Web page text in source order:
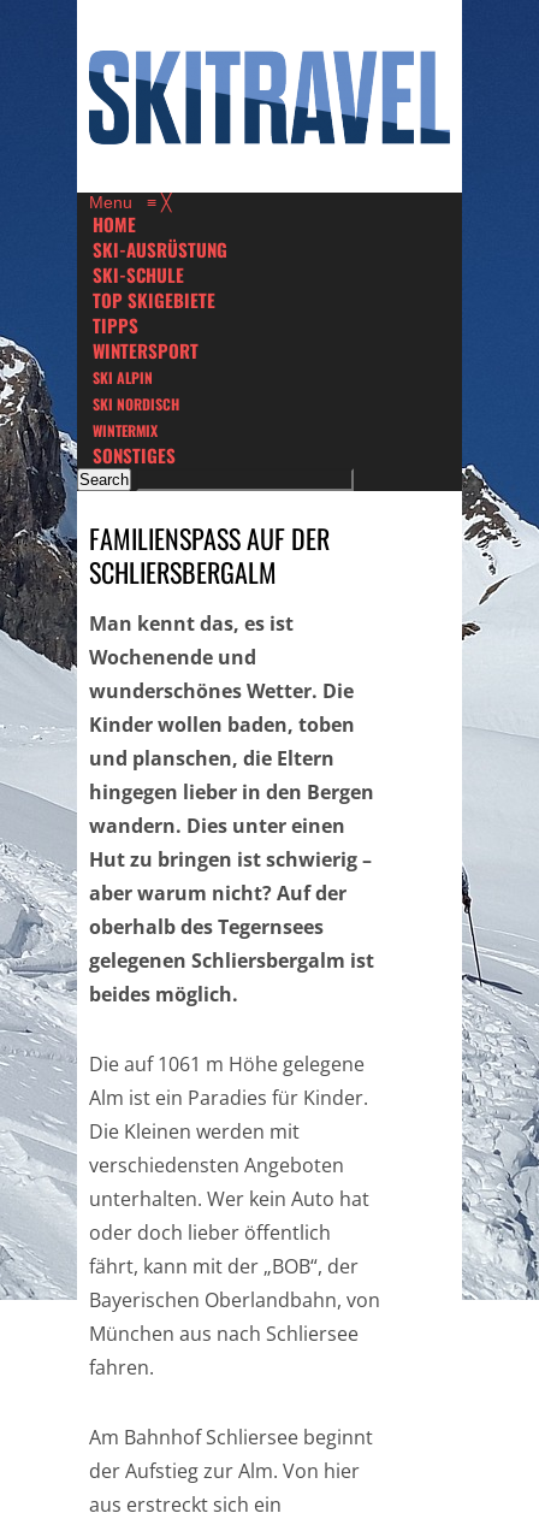
Menu ≡ ╳
HOME
SKI-AUSRÜSTUNG
SKI-SCHULE
TOP SKIGEBIETE
TIPPS
WINTERSPORT
SKI ALPIN
SKI NORDISCH
WINTERMIX
SONSTIGES
FAMILIENSPASS AUF DER S
CHLIERSBERGALM
Man kennt das, es ist
Wochenende und
wunderschönes Wetter. Die
Kinder wollen baden, toben
und planschen, die Eltern
hingegen lieber in den Bergen
wandern. Dies unter einen
Hut zu bringen ist schwierig –
aber warum nicht? Auf der
oberhalb des Tegernsees
gelegenen Schliersbergalm ist
beides möglich.
Die auf 1061 m Höhe gelegene
Alm ist ein Paradies für Kinder.
Die Kleinen werden mit
verschiedensten Angeboten
unterhalten. Wer kein Auto hat
oder doch lieber öffentlich
fährt, kann mit der „BOB“, der
Bayerischen Oberlandbahn, von
München aus nach Schliersee
fahren.
Am Bahnhof Schliersee beginnt
der Aufstieg zur Alm. Von hier
aus erstreckt sich ein